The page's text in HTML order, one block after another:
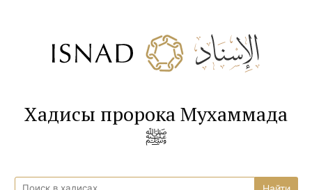
Хадисы пророка Мухаммада
ﷺ